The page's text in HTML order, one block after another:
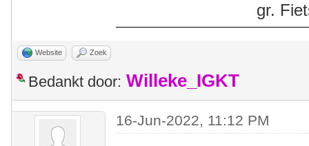
gr.
Website Zoek
Bedankt door: Willeke_IGKT
16-Jun-2022, 11:12 PM